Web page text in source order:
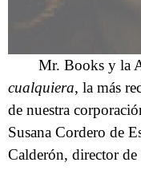
Mr. Books y la
cualquiera, la más
de nuestra
Susana Cordero de
Calderón, director